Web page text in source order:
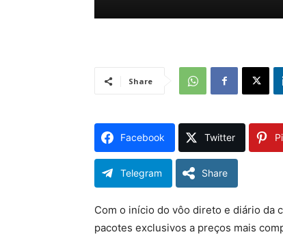
Share
Facebook Twitter
Telegram Share
Com o início do vôo direto e diário da
pacotes exclusivos a preços mais